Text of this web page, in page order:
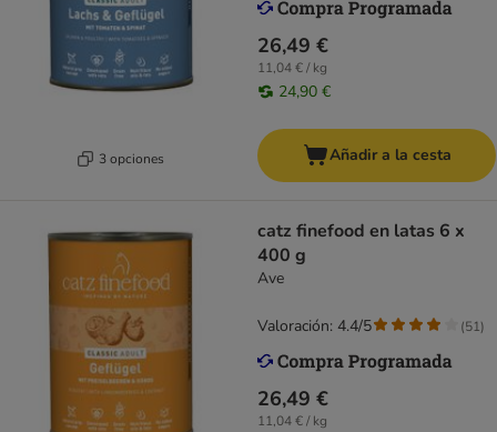
3 opciones
26,49 €
11,04 € / kg
24,90 €
Añadir a la cesta
catz finefood en latas 6 x
400 g
Ave
26,49 €
11,04 € / kg
Valoración: 4.4/5 (51)